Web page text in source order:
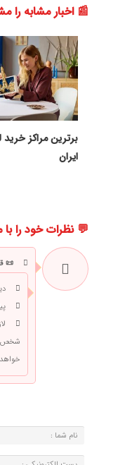
📰 اخبار مشابه را
برترین مراکز خرید
ایران
💬 نظرات خود را با
📜
شخص